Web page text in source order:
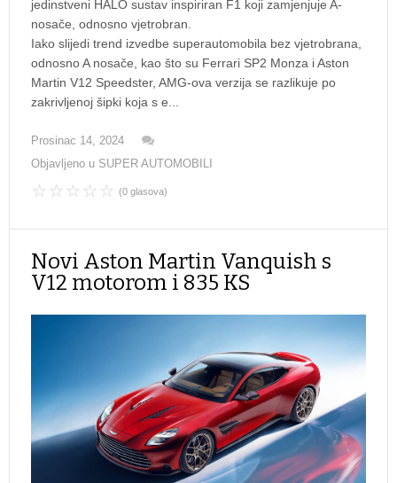
jedinstveni HALO sustav inspiriran F1 koji zamjenjuje A-
nosače, odnosno vjetrobran.
Iako slijedi trend izvedbe superautomobila bez vjetrobrana,
odnosno A nosače, kao što su Ferrari SP2 Monza i Aston
Martin V12 Speedster, AMG-ova verzija se razlikuje po
zakrivljenoj šipki koja s e...
Prosinac 14, 2024
Objavljeno u SUPER AUTOMOBILI
(0 glasova)
Novi Aston Martin Vanquish s
V12 motorom i 835 KS